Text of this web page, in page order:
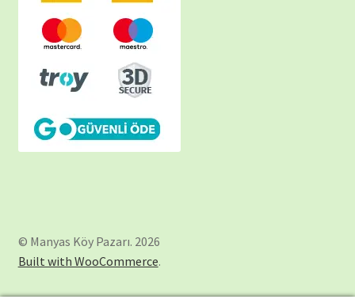
© Manyas Köy Pazarı. 2026
Built with WooCommerce.